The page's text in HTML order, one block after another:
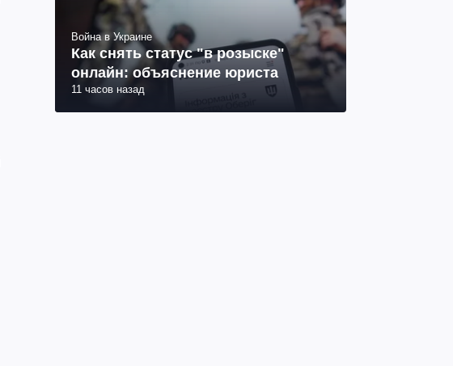
Война в Украине
Как снять статус "в розыске"
онлайн: объяснение юриста
11 часов назад